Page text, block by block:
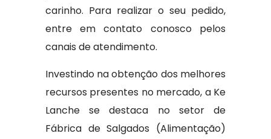
carinho. Para realizar o seu pedido,
entre em contato conosco pelos
canais de atendimento.
Investindo na obtenção dos melhores
recursos presentes no mercado, a Ke
Lanche se destaca no setor de
Fábrica de Salgados (Alimentação)